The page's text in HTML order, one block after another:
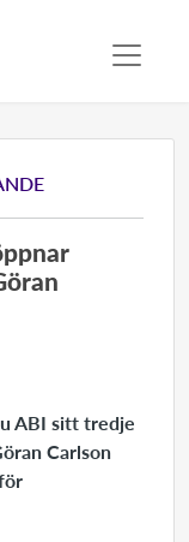
ABI sitt tredje
Carlson